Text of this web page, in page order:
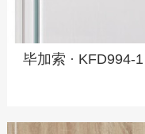
毕加索 · KFD994-1